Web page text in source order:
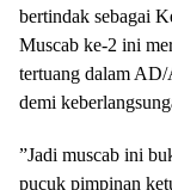
bertindak sebagai
Muscab ke-2 ini
tertuang dalam
demi
​”Jadi muscab ini
pucuk pimpinan